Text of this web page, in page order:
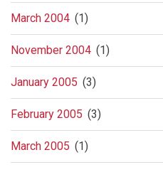
March 2004 (1)
November 2004 (1)
January 2005 (3)
February 2005 (3)
March 2005 (1)